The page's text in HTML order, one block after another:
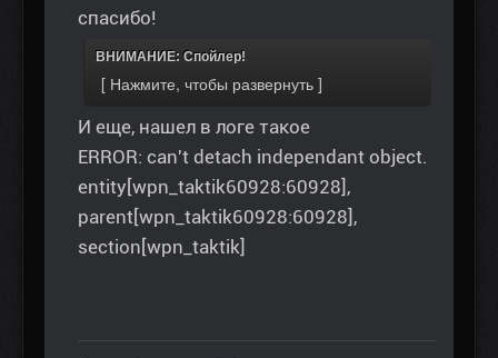
спасибо!
ВНИМАНИЕ: Спойлер!
И еще, нашел в логе такое
ERROR: can't detach independant object.
entity[wpn_taktik60928:60928],
parent[wpn_taktik60928:60928],
section[wpn_taktik]